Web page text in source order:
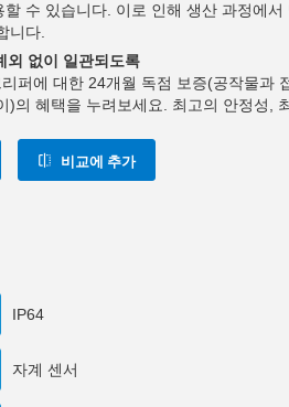
수 있습니다. 이로 인해 생산 과정에
니다.
외 없이 일관되도록
퍼에 대한 24개월 독점 보증(공작물과
)의 혜택을 누려보세요. 최고의 안정성,
비교에 추가
IP64
자계 센서